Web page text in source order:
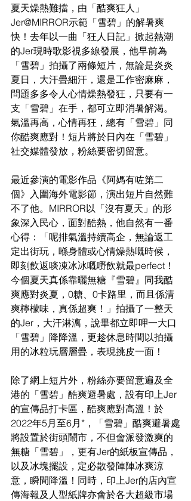
夏天燥熱難擋，由「酷爽狂人」
Jer@MIRROR示範「雪碧」的解暑爽
快！去年以一曲「狂人日記」掀起熱潮
的Jer現時歌影視多線發展，他早前為
「雪碧」拍攝了兩條短片，無論是炎炎
夏日，大汗疊細汗，還是工作密麻麻，
問題多多令人心情燥熱發狂，只要有一
支「雪碧」在手，都可立即消暑解渴。
氣溫再高，心情再狂，總有「雪碧」同
你酷爽應對！短片將於日內在「雪碧」
社交媒體發放，粉絲要密切留意。
最近參演的電影作品《阿媽有咗第二
個》入圍海外電影節，演出短片自然難
不了他。MIRROR以「沒有夏天」的形
象深入民心，面對酷熱，他自然有一番
心得：「呢排氣溫持續高企，無論返工
定出街玩，喺身體或心情燥熱嘅時候，
即刻飲返啖凍冰冰嘅嘢飲就最perfect！
今個夏天真係靠曬無糖『雪碧』同我酷
爽應對炎夏，0糖、0卡路里，而且係清
爽檸檬味，真係超爽！」拍攝了一整天
的Jer，大汗淋漓，說畢都立即呷一大口
「雪碧」降降溫，更趁休息時間以拍攝
用的冰粒玩層層疊，表現挑皮一面！
除了網上短片外，粉絲亦要留意遍及全
港的「雪碧」酷爽避暑處，設有印上Jer
的宣傳品打卡區，酷爽應對高溫！於
2022年5月至6月*，「雪碧」酷爽避暑處
將設置於街頭鬧市，不但會派發激爽的
無糖「雪碧」，更有Jer的紙板宣傳品，
以及冰塊擺設，定必散發陣陣冰爽涼
意，瞬間降溫！同時，印上Jer的店內宣
傳海報及人型紙牌亦會於各大超級市場